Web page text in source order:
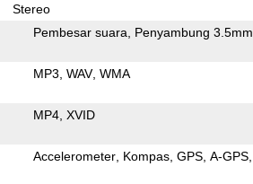
Stereo
Pembesar suara Penyambung 3.5mm
MP3 WAV WMA
MP4 XVID
Accelerometer Kompas GPS A-GPS